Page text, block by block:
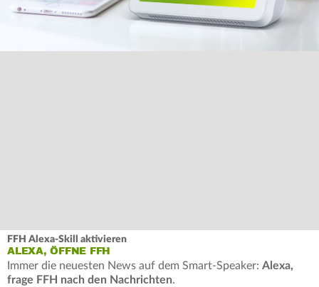
FFH Alexa-Skill aktivieren
ALEXA, ÖFFNE FFH
Immer die neuesten News auf dem Smart-Speaker: Alexa,
frage FFH nach den Nachrichten.